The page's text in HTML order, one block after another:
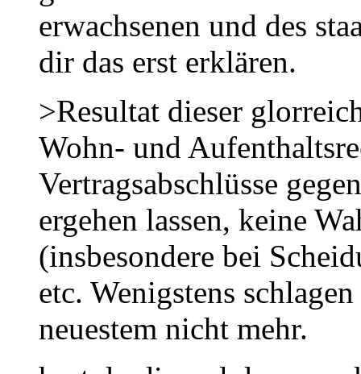
erwachsenen und des
dir das erst erklären.
>Resultat dieser
Wohn- und
Vertragsabschlüsse
ergehen lassen, keine
(insbesondere bei
etc. Wenigstens
neuestem nicht mehr.